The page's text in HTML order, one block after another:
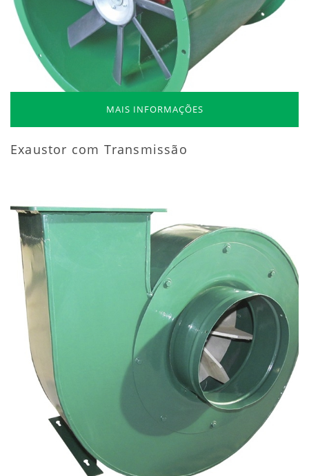
MAIS INFORMAÇÕES
Exaustor com Transmissão